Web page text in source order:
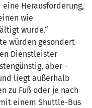
Herausforderung,
wie
wurde.“
würden gesondert
Dienstleister
aber -
liegt außerhalb
zu Fuß oder je nach
einem Shuttle-Bus